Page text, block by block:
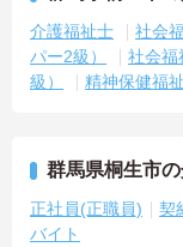
介護福祉士 社会
パー2級）
社会福
級）
精神保健福
群馬県桐生市
正社員(正職員) 契
バイト